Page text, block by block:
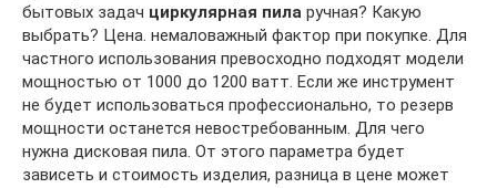
бытовых задач циркулярная пила ручная? Какую
выбрать? Цена. немаловажный фактор при покупке. Для
частного использования превосходно подходят модели
мощностью от 1000 до 1200 ватт. Если же инструмент
не будет использоваться профессионально, то резерв
мощности останется невостребованным. Для чего
нужна дисковая пила. От этого параметра будет
зависеть и стоимость изделия, разница в цене может